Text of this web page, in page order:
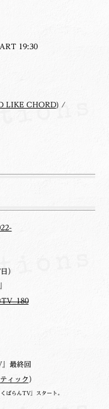
19:30
LIKE CHORD) /
日）
最終回
ィック ）
ばらんTV』スタート。